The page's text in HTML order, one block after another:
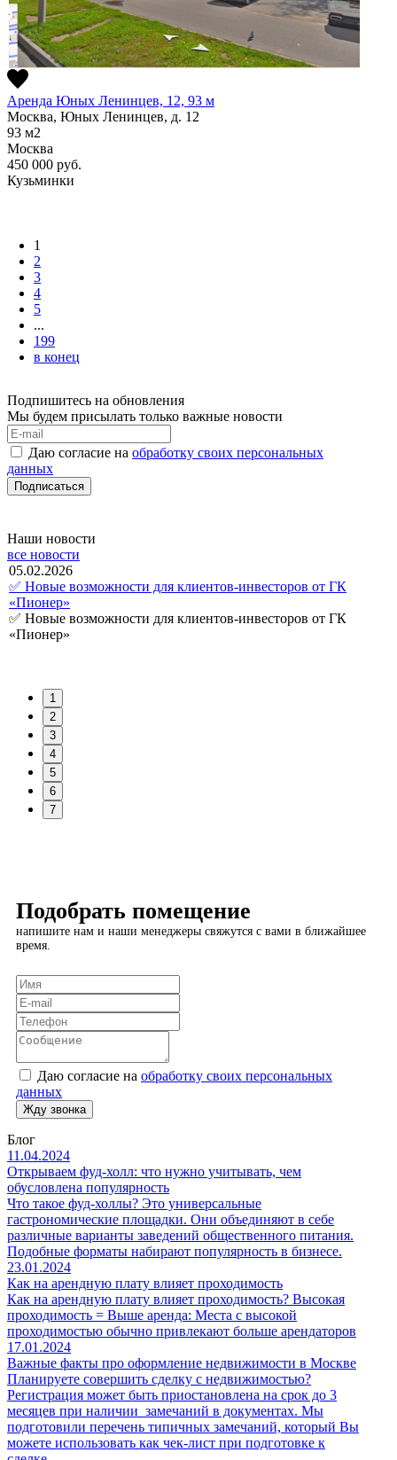
Аренда Юных Ленинцев, 12, 93 м
Москва, Юных Ленинцев, д. 12
93 м2
Москва
450 000 руб.
Кузьминки
1
2
3
4
5
...
199
в конец
Подпишитесь на обновления
Мы будем присылать только важные новости
Даю согласие на обработку своих персональных
данных
Наши новости
все новости
05.02.2026
✅ Новые возможности для клиентов-инвесторов от ГК
«Пионер»
✅ Новые возможности для клиентов-инвесторов от ГК
«Пионер»
1
2
3
4
5
6
7
Подобрать помещение
напишите нам и наши менеджеры свяжутся с вами в ближайшее
время.
Даю согласие на обработку своих персональных
данных
Блог
11.04.2024
Открываем фуд-холл: что нужно учитывать, чем
обусловлена популярность
Что такое фуд-холлы? Это универсальные
гастрономические площадки. Они объединяют в себе
различные варианты заведений общественного питания.
Подобные форматы набирают популярность в бизнесе.
23.01.2024
Как на арендную плату влияет проходимость
Как на арендную плату влияет проходимость? Высокая
проходимость = Выше аренда: Места с высокой
проходимостью обычно привлекают больше арендаторов
17.01.2024
Важные факты про оформление недвижимости в Москве
Планируете совершить сделку с недвижимостью?
Регистрация может быть приостановлена на срок до 3
месяцев при наличии замечаний в документах. Мы
подготовили перечень типичных замечаний, который Вы
можете использовать как чек-лист при подготовке к